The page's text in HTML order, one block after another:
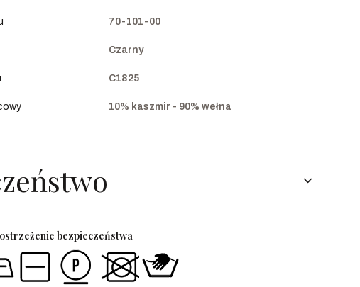
70-101-00
Czarny
C1825
10% kaszmir - 90% wełna
bezpieczeństwa